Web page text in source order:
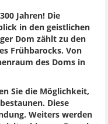
Jahren! Die
in den geistlichen
Dom zählt zu den
Frühbarocks. Von
des Doms in
Sie die Möglichkeit,
Diese
Weiters werden